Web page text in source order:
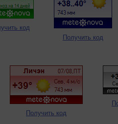
код
Получить код
Получить код